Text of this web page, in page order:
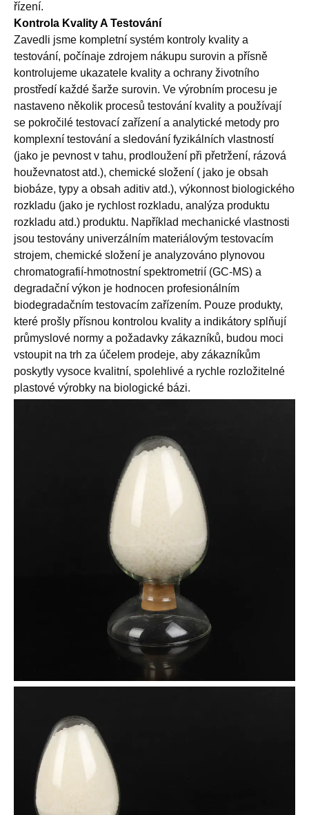
řízení.
Kontrola Kvality A Testování
Zavedli jsme kompletní systém kontroly kvality a
testování, počínaje zdrojem nákupu surovin a přísně
kontrolujeme ukazatele kvality a ochrany životního
prostředí každé šarže surovin. Ve výrobním procesu je
nastaveno několik procesů testování kvality a používají
se pokročilé testovací zařízení a analytické metody pro
komplexní testování a sledování fyzikálních vlastností
(jako je pevnost v tahu, prodloužení při přetržení, rázová
houževnatost atd.), chemické složení ( jako je obsah
biobáze, typy a obsah aditiv atd.), výkonnost biologického
rozkladu (jako je rychlost rozkladu, analýza produktu
rozkladu atd.) produktu. Například mechanické vlastnosti
jsou testovány univerzálním materiálovým testovacím
strojem, chemické složení je analyzováno plynovou
chromatografií-hmotnostní spektrometrií (GC-MS) a
degradační výkon je hodnocen profesionálním
biodegradačním testovacím zařízením. Pouze produkty,
které prošly přísnou kontrolou kvality a indikátory splňují
průmyslové normy a požadavky zákazníků, budou moci
vstoupit na trh za účelem prodeje, aby zákazníkům
poskytly vysoce kvalitní, spolehlivé a rychle rozložitelné
plastové výrobky na biologické bázi.